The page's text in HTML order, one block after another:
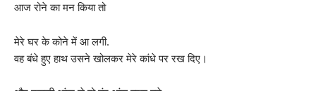
आज रोने का मन किया तो
मेरे घर के कोने में आ लगी.
वह बंधे हुए हाथ उसने खोलकर मेरे कांधे पर रख दिए।